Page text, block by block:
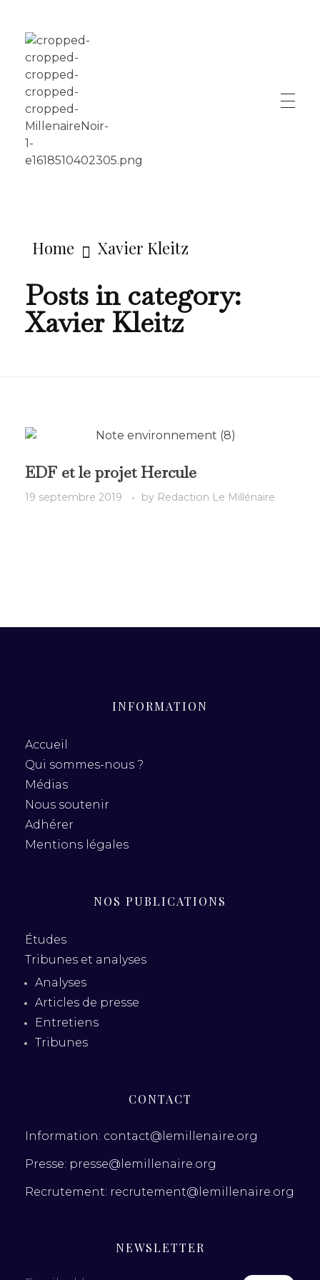
Home Xavier Kleitz
Posts in category:
Xavier Kleitz
EDF et le projet Hercule
19 septembre 2019 by Redaction Le Millénaire
INFORMATION
Accueil
Qui sommes-nous ?
Médias
Nous soutenir
Adhérer
Mentions légales
NOS PUBLICATIONS
Études
Tribunes et analyses
Analyses
Articles de presse
Entretiens
Tribunes
CONTACT
Information: contact@lemillenaire.org
Presse: presse@lemillenaire.org
Recrutement: recrutement@lemillenaire.org
NEWSLETTER